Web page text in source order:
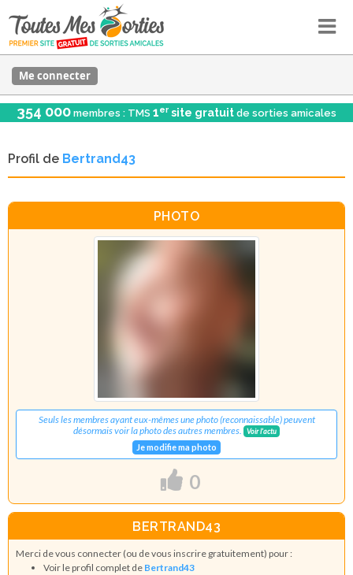
Me connecter
354 000 membres : TMS 1er site gratuit de sorties amicales
Profil de Bertrand43
PHOTO
Seuls les membres ayant eux-mêmes une photo (reconnaissable) peuvent
désormais voir la photo des autres membres.
Voir l'actu
Je modifie ma photo
0
BERTRAND43
Merci de vous connecter (ou de vous inscrire gratuitement) pour :
Voir le profil complet de Bertrand43